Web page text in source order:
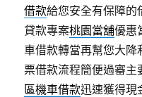
借款給您安全有保障的
貸款專案桃園當舖優惠
車借款轉當再幫您大降
票借款流程簡便過審
區機車借款迅速獲得現